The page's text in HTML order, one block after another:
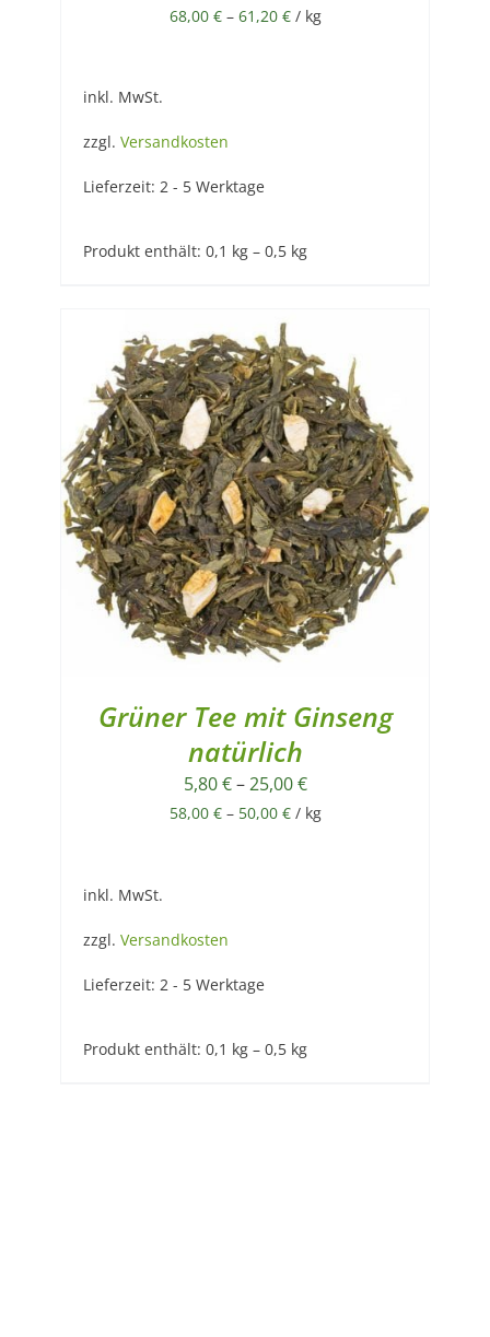
68,00 €– 61,20 €/ kg
inkl. MwSt.
zzgl. Versandkosten
Lieferzeit: 2 - 5 Werktage
Produkt enthält: 0,1 kg – 0,5 kg
Grüner Tee mit Ginseng
natürlich
5,80€–25,00€
58,00 €– 50,00 €/ kg
inkl. MwSt.
zzgl. Versandkosten
Lieferzeit: 2 - 5 Werktage
Produkt enthält: 0,1 kg – 0,5 kg